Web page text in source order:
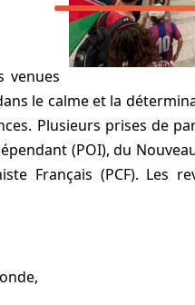
venues
le calme et la
Plusieurs prises de
(POI), du
Français (PCF). Les